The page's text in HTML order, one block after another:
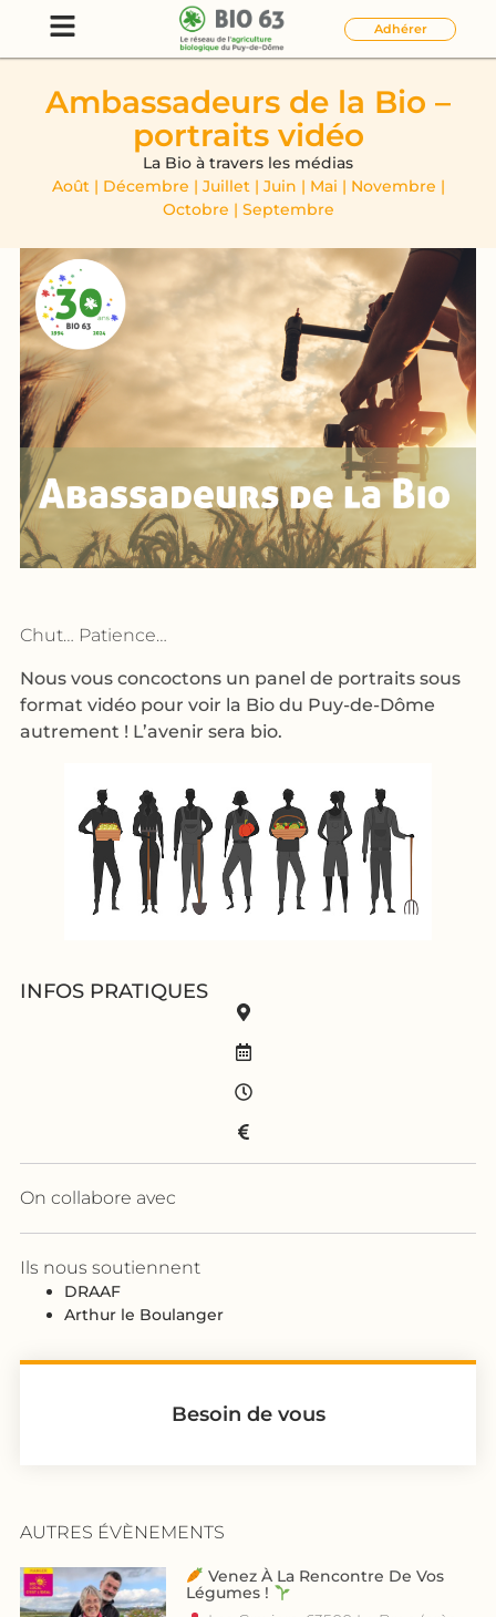
Adhérer
Ambassadeurs de la Bio –
portraits vidéo
La Bio à travers les médias
Août | Décembre | Juillet | Juin | Mai | Novembre |
Octobre | Septembre
Chut… Patience…
Nous vous concoctons un panel de portraits sous
format vidéo pour voir la Bio du Puy-de-Dôme
autrement ! L’avenir sera bio.
INFOS PRATIQUES
On collabore avec
Ils nous soutiennent
DRAAF
Arthur le Boulanger
Besoin de vous
AUTRES ÉVÈNEMENTS
Venez À La Rencontre De Vos
Légumes !